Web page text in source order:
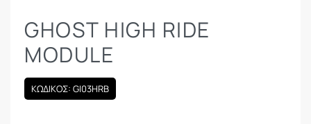
GHOST HIGH RIDE
MODULE
ΚΩΔΙΚΟΣ: GI03HRB